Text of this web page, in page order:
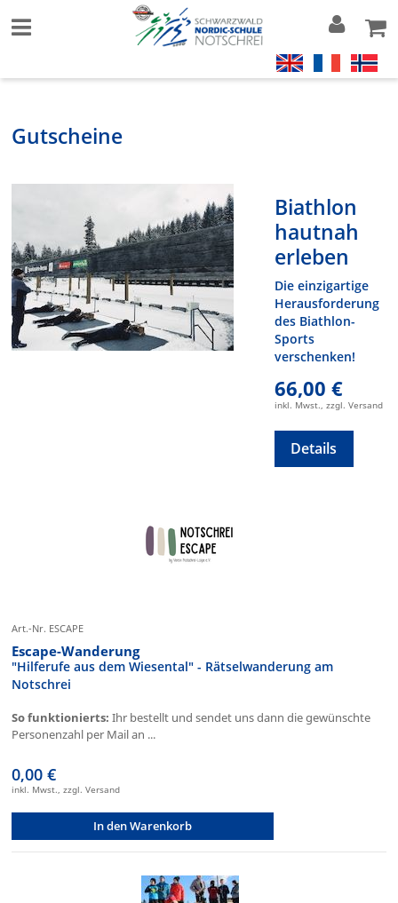
Gutscheine
Biathlon
hautnah
erleben
Die einzigartige
Herausforderung
des Biathlon-
Sports
verschenken!
66,00 €
inkl. Mwst., zzgl. Versand
Details
Art.-Nr. ESCAPE
Escape-Wanderung
"Hilferufe aus dem Wiesental" - Rätselwanderung am
Notschrei
So funktionierts: Ihr bestellt und sendet uns dann die gewünschte
Personenzahl per Mail an ...
0,00 €
inkl. Mwst., zzgl. Versand
In den Warenkorb